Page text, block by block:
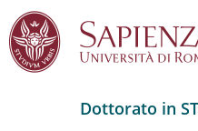
Dottorato in